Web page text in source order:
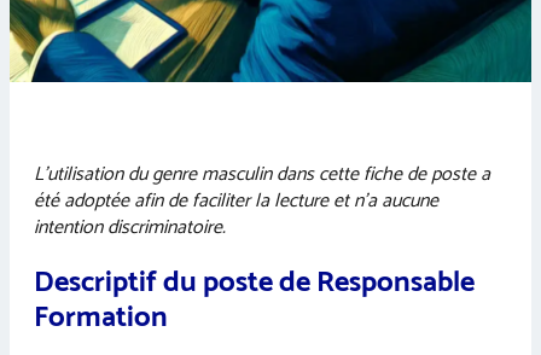
L’utilisation du genre masculin dans cette fiche de poste a
été adoptée afin de faciliter la lecture et n’a aucune
intention discriminatoire.
Descriptif du poste de Responsable
Formation